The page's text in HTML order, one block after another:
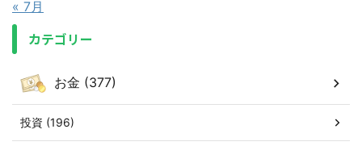
« 7月
カテゴリー
お金 (377)
投資 (196)